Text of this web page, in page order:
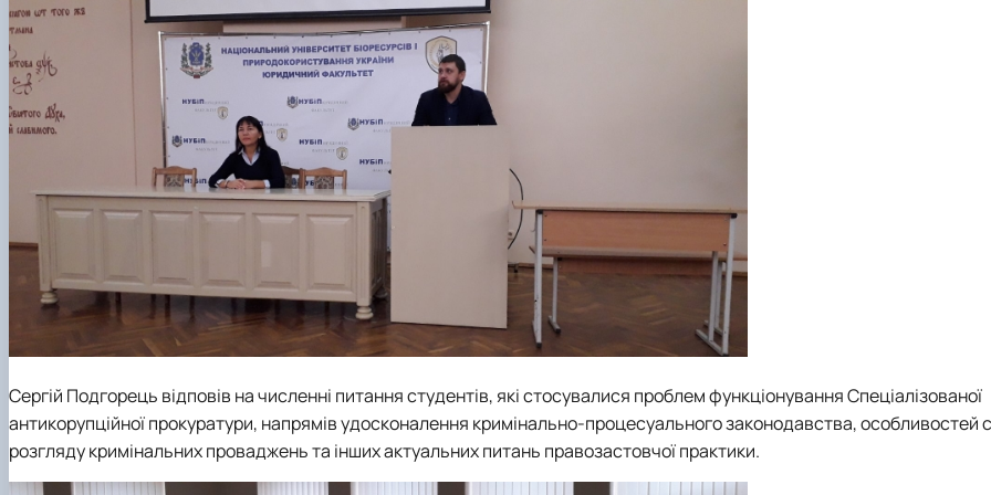
Сергій Подгорець відповів на численні питаннястудентів, які стосувалися проблем функціонування Спеціалізованої
антикорупційної прокуратури, напрямів удосконалення кримінально-процесуального законодавства, особливостей
розгляду кримінальних проваджень та інших актуальних питань правозастовчої практики.